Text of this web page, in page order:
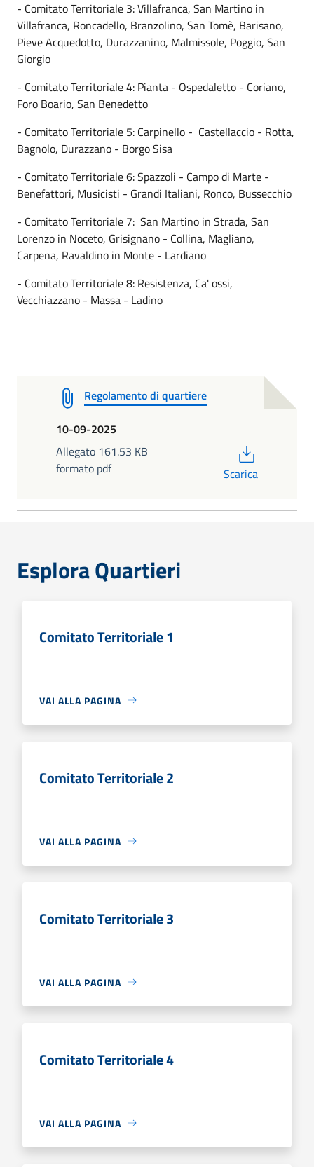
- Comitato Territoriale 3: Villafranca, San Martino in
Villafranca, Roncadello, Branzolino, San Tomè, Barisano,
Pieve Acquedotto, Durazzanino, Malmissole, Poggio, San
Giorgio
- Comitato Territoriale 4: Pianta - Ospedaletto - Coriano,
Foro Boario, San Benedetto
- Comitato Territoriale 5: Carpinello - Castellaccio - Rotta,
Bagnolo, Durazzano - Borgo Sisa
- Comitato Territoriale 6: Spazzoli - Campo di Marte -
Benefattori, Musicisti - Grandi Italiani, Ronco, Bussecchio
- Comitato Territoriale 7: San Martino in Strada, San
Lorenzo in Noceto, Grisignano - Collina, Magliano,
Carpena, Ravaldino in Monte - Lardiano
- Comitato Territoriale 8: Resistenza, Ca' ossi,
Vecchiazzano - Massa - Ladino
Regolamento di quartiere
10-09-2025
Allegato 161.53 KB
formato pdf
Scarica
Esplora Quartieri
Comitato Territoriale 1
VAI ALLA PAGINA
Comitato Territoriale 2
VAI ALLA PAGINA
Comitato Territoriale 3
VAI ALLA PAGINA
Comitato Territoriale 4
VAI ALLA PAGINA